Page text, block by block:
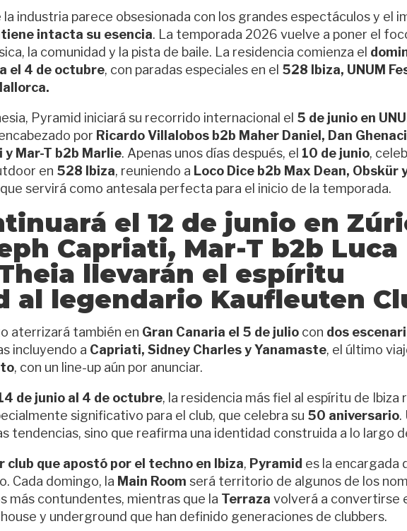
la industria parece obsesionada con los grandes espectáculos y el
intacta su esencia. La temporada 2026 vuelve a poner el
la comunidad y la pista de baile. La residencia comienza el
el 4 de octubre, con paradas especiales en el 528 Ibiza, UNUM
Pyramid iniciará su recorrido internacional el 5 de junio en
por Ricardo Villalobos b2b Maher Daniel, Dan
y Mar-T b2b Marlie. Apenas unos días después, el 10 de junio,
en 528 Ibiza, reuniendo a Loco Dice b2b Max Dean, Obskür
servirá como antesala perfecta para el inicio de la temporada.
el 12 de junio en
Capriati, Mar-T b2b Luca
llevarán el espíritu
al legendario Kaufleuten
aterrizará también en Gran Canaria el 5 de julio con dos
incluyendo a Capriati, Sidney Charles y Yanamaste, el último
, con un line-up aún por anunciar.
de junio al 4 de octubre, la residencia más fiel al espíritu de Ibiza
significativo para el club, que celebra su 50 aniversario.
tendencias, sino que reafirma una identidad construida a lo largo
club que apostó por el techno en Ibiza, Pyramid es la encargada
Cada domingo, la Main Room será territorio de algunos de los
más contundentes, mientras que la Terraza volverá a convertirse
y underground que han definido generaciones de clubbers.